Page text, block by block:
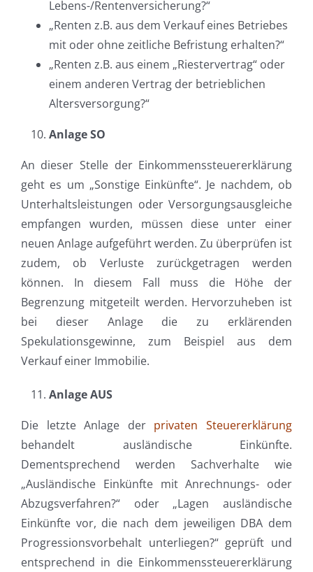
Lebens-/Rentenversicherung?“
„Renten z.B. aus dem Verkauf eines Betriebes
mit oder ohne zeitliche Befristung erhalten?“
„Renten z.B. aus einem „Riestervertrag“ oder
einem anderen Vertrag der betrieblichen
Altersversorgung?“
Anlage SO
An dieser Stelle der Einkommenssteuererklärung
geht es um „Sonstige Einkünfte“. Je nachdem, ob
Unterhaltsleistungen oder Versorgungsausgleiche
empfangen wurden, müssen diese unter einer
neuen Anlage aufgeführt werden. Zu überprüfen ist
zudem, ob Verluste zurückgetragen werden
können. In diesem Fall muss die Höhe der
Begrenzung mitgeteilt werden. Hervorzuheben ist
bei dieser Anlage die zu erklärenden
Spekulationsgewinne, zum Beispiel aus dem
Verkauf einer Immobilie.
Anlage AUS
Die letzte Anlage der privaten Steuererklärung
behandelt ausländische Einkünfte.
Dementsprechend werden Sachverhalte wie
„Ausländische Einkünfte mit Anrechnungs- oder
Abzugsverfahren?“ oder „Lagen ausländische
Einkünfte vor, die nach dem jeweiligen DBA dem
Progressionsvorbehalt unterliegen?“ geprüft und
entsprechend in die Einkommenssteuererklärung